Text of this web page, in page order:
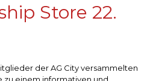
Store 22.
der AG City versammelten